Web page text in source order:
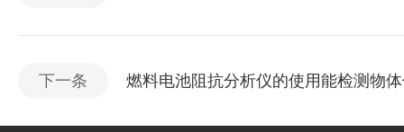
下一条 燃料电池阻抗分析仪的使用能检测物